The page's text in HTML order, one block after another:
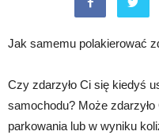
Jak samemu polakierować
Czy zdarzyło Ci się kiedyś
samochodu? Może
parkowania lub w wyniku